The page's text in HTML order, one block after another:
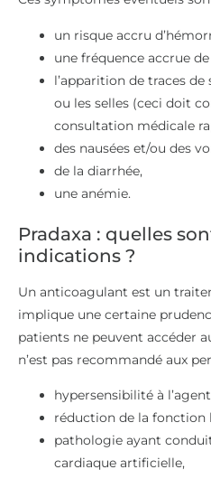
un risque accru
une fréquence accrue
l’apparition de traces de
ou les selles (ceci doit
consultation médicale
des nausées et/ou des
de la diarrhée,
une anémie.
Pradaxa : quelles
indications ?
Un anticoagulant est un
implique une certaine
patients ne peuvent accéder
n’est pas recommandé aux
hypersensibilité à
réduction de la fonction
pathologie ayant
cardiaque artificielle,